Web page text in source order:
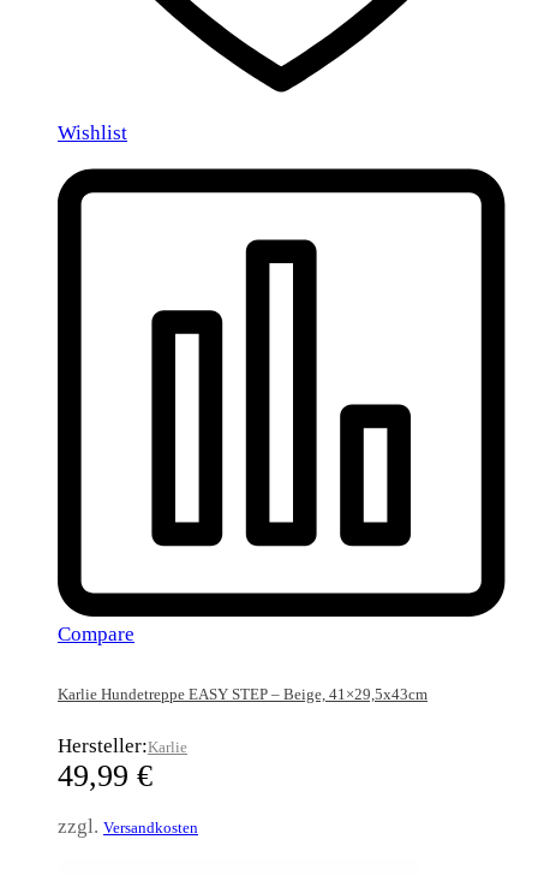
Wishlist
Compare
Karlie Hundetreppe EASY STEP – Beige, 41×29,5x43cm
Hersteller:Karlie
49,99 €
zzgl. Versandkosten